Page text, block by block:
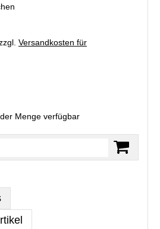
Versandkosten für
Menge verfügbar